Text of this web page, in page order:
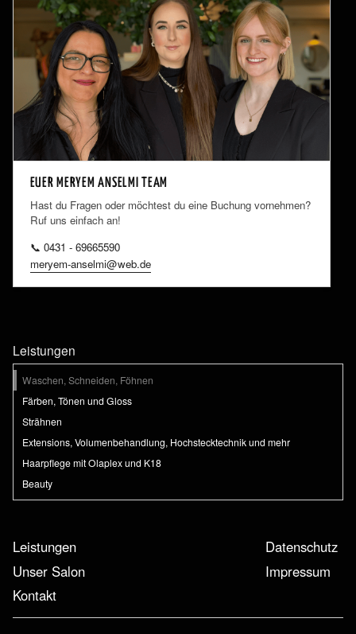
EUER MERYEM ANSELMI TEAM
Hast du Fragen oder möchtest du eine Buchung vornehmen?
Ruf uns einfach an!
📞 0431 - 69665590
meryem-anselmi@web.de
Leistungen
überspringen
Waschen, Schneiden, Föhnen
Färben, Tönen und Gloss
Strähnen
Extensions, Volumenbehandlung, Hochstecktechnik und mehr
Haarpflege mit Olaplex und K18
Beauty
Navigation
überspringen
Leistungen
Unser Salon
Kontakt
Navigation
überspringen
Datenschutz
Impressum